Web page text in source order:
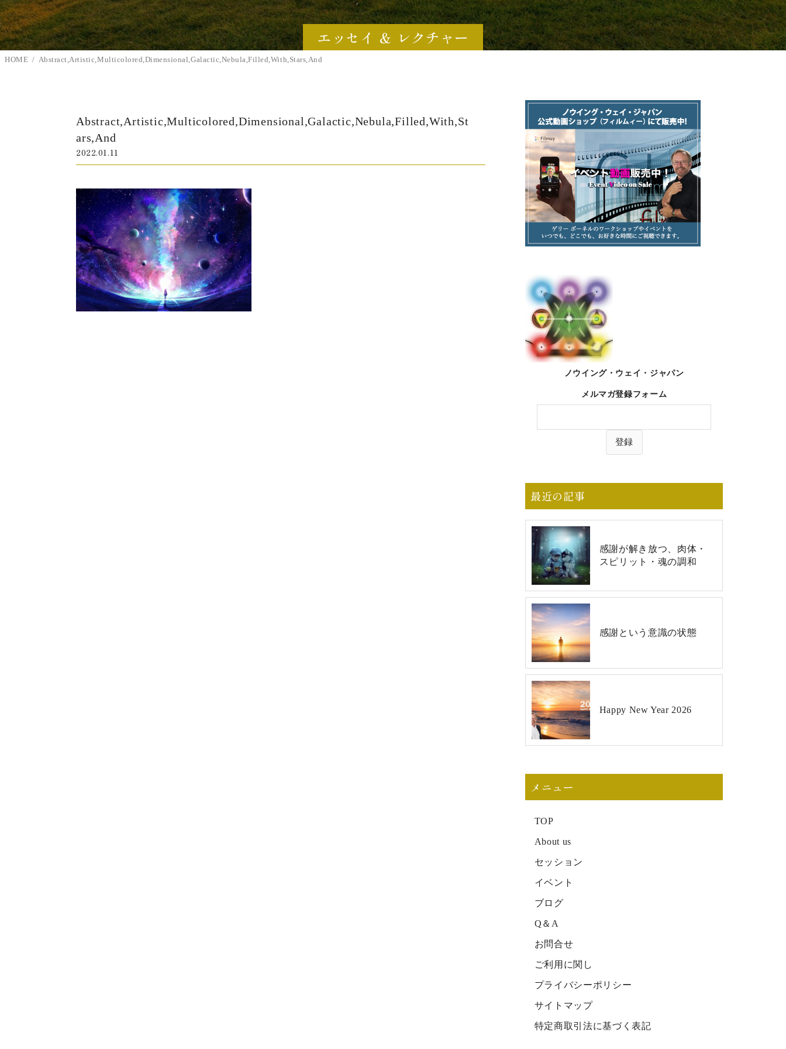
エッセイ ＆ レクチャー
HOME Abstract,Artistic,Multicolored,Dimensional,Galactic,Nebula,Filled,With,Stars,And
Abstract,Artistic,Multicolored,Dimensional,Galactic,Nebula,Filled,With,St
ars,And
2022.01.11
ノウイング・ウェイ・ジャパン
メルマガ登録フォーム
最近の記事
感謝が解き放つ、肉体・
スピリット・魂の調和
感謝という意識の状態
Happy New Year 2026
メニュー
TOP
About us
セッション
イベント
ブログ
Q＆A
お問合せ
ご利用に関し
プライバシーポリシー
サイトマップ
特定商取引法に基づく表記